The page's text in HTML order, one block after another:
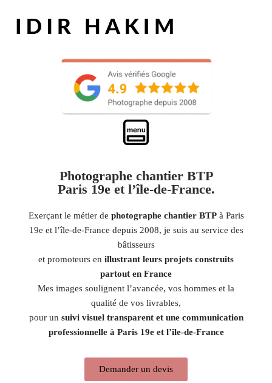
Photographe chantier BTP
Paris 19e et l’île-de-France.
Exerçant le métier de photographe chantier BTPà Paris
19e et l’île-de-France depuis 2008, je suis au service des
bâtisseurs
et promoteurs en illustrant leurs projets construits
partout en France
Mes images soulignent l’avancée, vos hommes et la
qualité de vos livrables,
pour un suivi visuel transparent et une communication
professionnelle à Paris 19e et l’île-de-France
Demander un devis